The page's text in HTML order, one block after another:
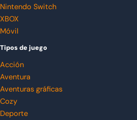
Nintendo Switch
XBOX
Móvil
Tipos de juego
Acción
Aventura
Aventuras gráficas
Cozy
Deporte